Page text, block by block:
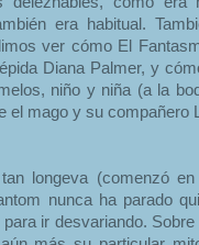
era habitual.
ver cómo El
Diana Palmer, y
niño y niña (a la
el mago y su compañero
longeva (comenzó
nunca ha parado
ir desvariando.